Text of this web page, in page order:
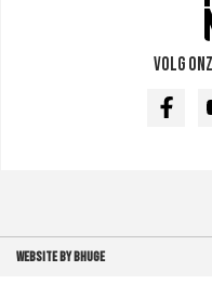
Volg
WEBSITE BY BHUGE